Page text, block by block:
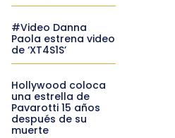
#Video Danna
Paola estrena video
de ‘XT4S1S’
Hollywood coloca
una estrella de
Pavarotti 15 años
después de su
muerte